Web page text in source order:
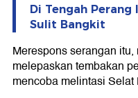
Di Tengah
Sulit Bangkit
Merespons serangan
melepaskan tembakan
mencoba melintasi Selat